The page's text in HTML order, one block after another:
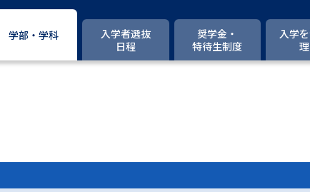
大
進路の３択
新学年スタ
新学年スタート号特集ペ
学部・学科
入学者選抜
日程
奨学金・
特待生制度
入学